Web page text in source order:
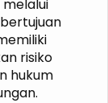
risiko
hukum